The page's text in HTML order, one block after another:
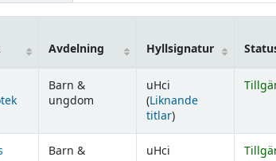
Avdelning Hyllsignatur
Barn &
ungdom
uHci
(Liknande
titlar(Öppnas nedan)
)
Barn &
uHci